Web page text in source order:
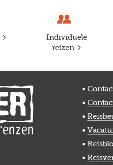
Individuele
reizen